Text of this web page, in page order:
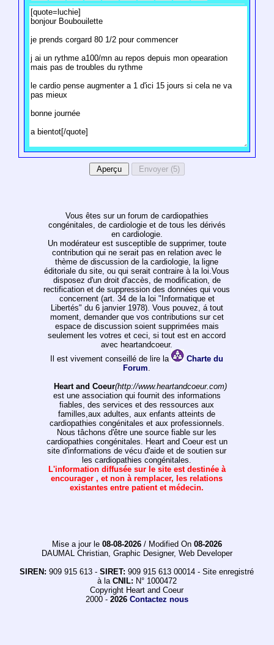
Vous êtes sur un forum de cardiopathies
congénitales, de cardiologie et de tous les dérivés
en cardiologie.
Un modérateur est susceptible de supprimer, toute
contribution qui ne serait pas en relation avec le
thème de discussion de la cardiologie, la ligne
éditoriale du site, ou qui serait contraire à la loi.Vous
disposez d'un droit d'accès, de modification, de
rectification et de suppression des données qui vous
concernent (art. 34 de la loi "Informatique et
Libertés" du 6 janvier 1978). Vous pouvez, á tout
moment, demander que vos contributions sur cet
espace de discussion soient supprimées mais
seulement les votres et ceci, si tout est en accord
avec heartandcoeur.
Il est vivement conseillé de lire la
Charte du
Forum.
Heart and Coeur(http://www.heartandcoeur.com)
est une association qui fournit des informations
fiables, des services et des ressources aux
familles,aux adultes, aux enfants atteints de
cardiopathies congénitales et aux professionnels.
Nous tâchons d'être une source fiable sur les
cardiopathies congénitales. Heart and Coeur est un
site d'informations de vécu d'aide et de soutien sur
les cardiopathies congénitales.
L'information diffusée sur le site est destinée à
encourager , et non à remplacer, les relations
existantes entre patient et médecin.
Mise a jour le 08-08-2026/ Modified On 08-2026
DAUMAL Christian, Graphic Designer, Web Developer
SIREN: 909 915 613 -SIRET: 909 915 613 00014 - Site enregistré
à la CNIL: N° 1000472
Copyright Heart and Coeur
2000 - 2026 Contactez nous